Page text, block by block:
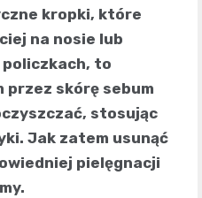
kropki, które
na nosie lub
policzkach, to
przez skórę sebum
stosując
Jak zatem usunąć
pielęgnacji